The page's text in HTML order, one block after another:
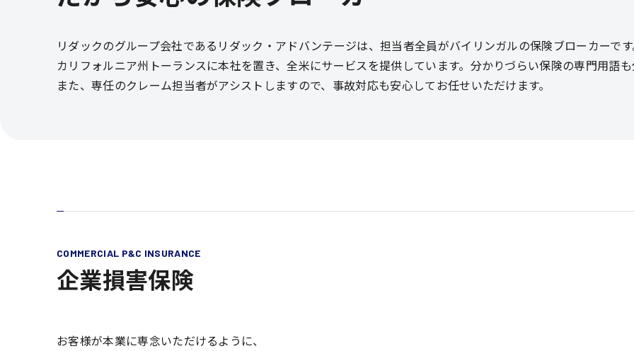
リダックのグループ会社であるリダック・アドバンテージは、担当者全員がバイリンガルの保険ブローカーで
カリフォルニア州トーランスに本社を置き、全米にサービスを提供しています。分かりづらい保険の専門用語
また、専任のクレーム担当者がアシストしますので、事故対応も安心してお任せいただけます。
COMMERCIAL P&C INSURANCE
企業損害保険
お客様が本業に専念いただけるように、